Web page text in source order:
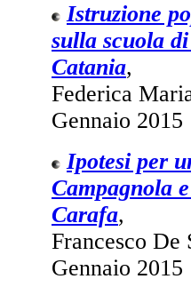
Istruzione
sulla scuola
Catania,
Federica
Gennaio 2015
Ipotesi per
Campagnola
Carafa,
Francesco
Gennaio 2015